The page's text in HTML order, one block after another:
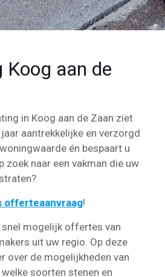
Koog aan de
in Koog aan de Zaan ziet
aantrekkelijke en verzorgd
én bespaart u
zoek naar een vakman die uw
offerteaanvraag!
mogelijk offertes van
uit uw regio. Op deze
over de mogelijkheden van
soorten stenen en